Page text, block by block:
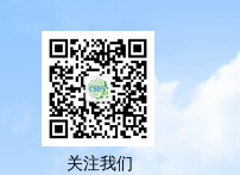
关注我们